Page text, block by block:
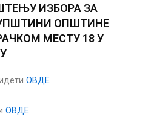
ИЗБОРА ЗА
ОПШТИНЕ
МЕСТУ 18 У
ОВДЕ
ОВДЕ